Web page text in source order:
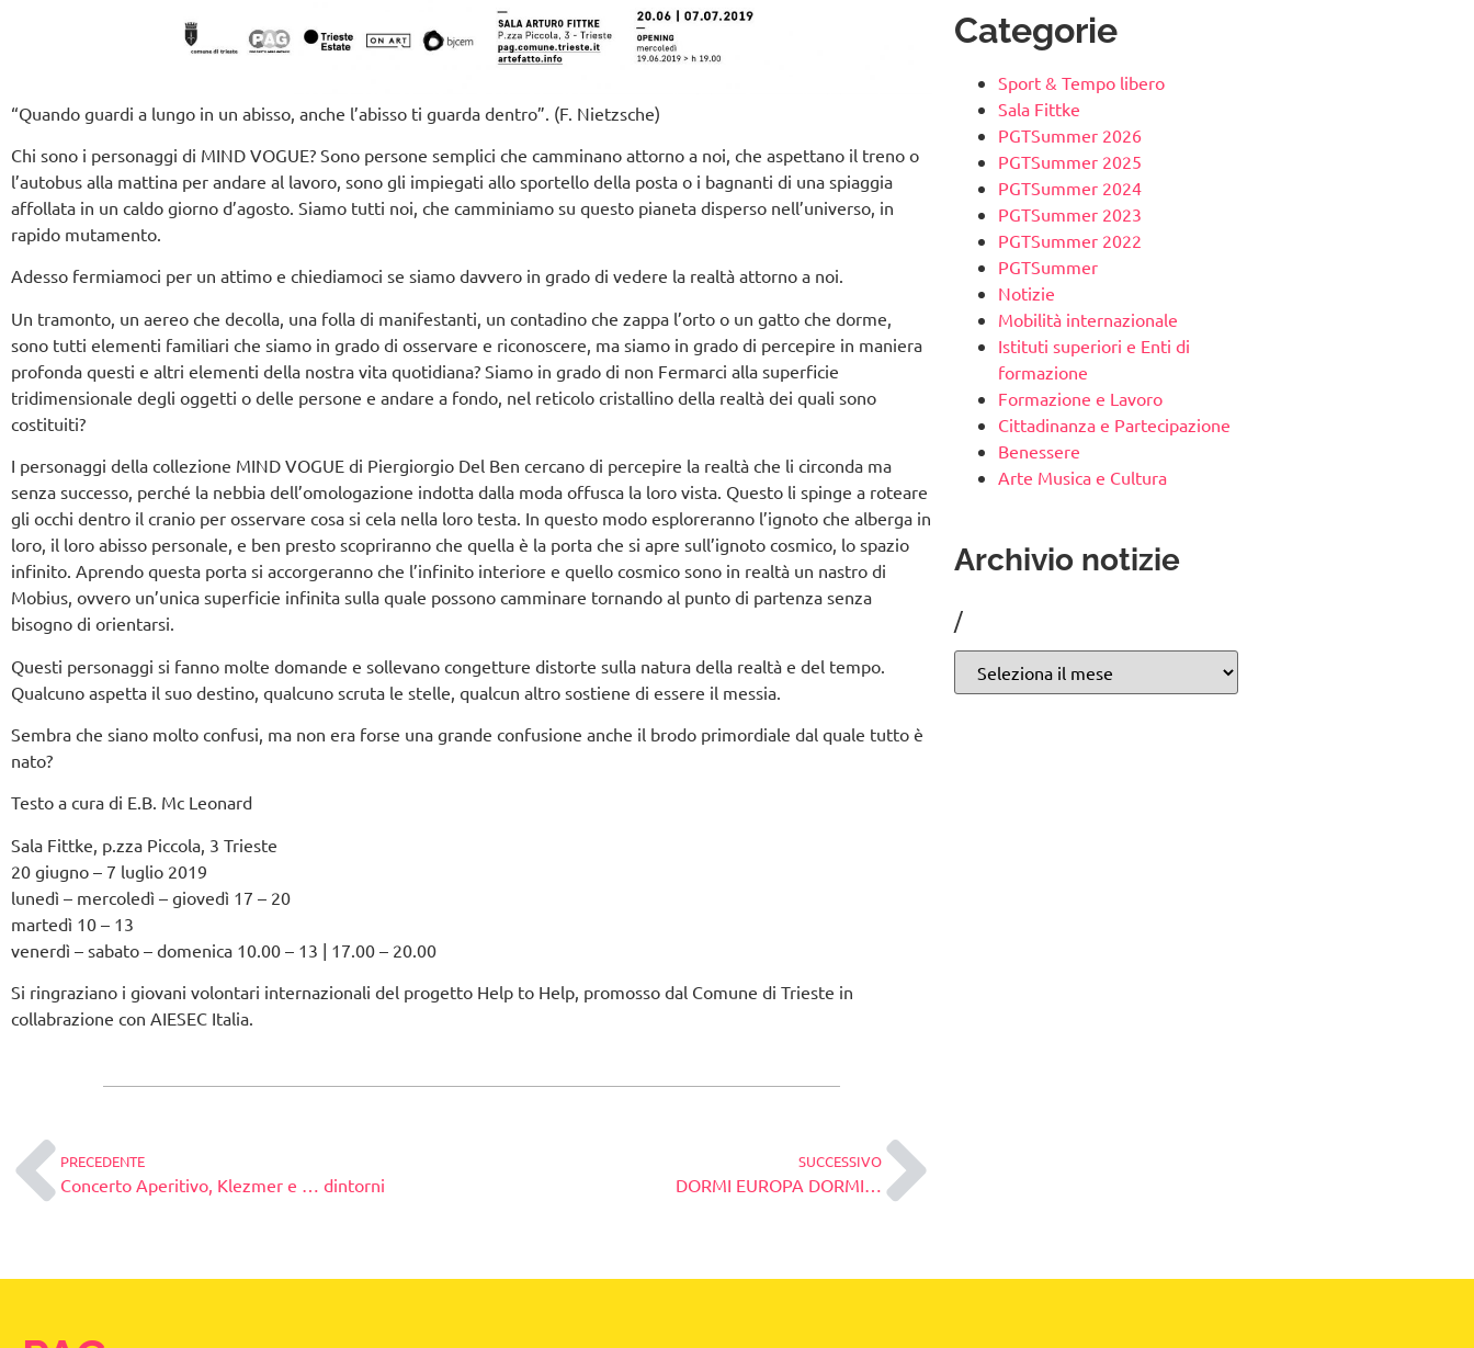
“Quando guardi a lungo in un abisso, anche l’abisso ti guarda dentro”. (F. Nietzsche)
Chi sono i personaggi di MIND VOGUE? Sono persone semplici che camminano attorno a noi, che aspettano il treno o
l’autobus alla mattina per andare al lavoro, sono gli impiegati allo sportello della posta o i bagnanti di una spiaggia
affollata in un caldo giorno d’agosto. Siamo tutti noi, che camminiamo su questo pianeta disperso nell’universo, in
rapido mutamento.
Adesso fermiamoci per un attimo e chiediamoci se siamo davvero in grado di vedere la realtà attorno a noi.
Un tramonto, un aereo che decolla, una folla di manifestanti, un contadino che zappa l’orto o un gatto che dorme,
sono tutti elementi familiari che siamo in grado di osservare e riconoscere, ma siamo in grado di percepire in maniera
profonda questi e altri elementi della nostra vita quotidiana? Siamo in grado di non Fermarci alla superficie
tridimensionale degli oggetti o delle persone e andare a fondo, nel reticolo cristallino della realtà dei quali sono
costituiti?
I personaggi della collezione MIND VOGUE di Piergiorgio Del Ben cercano di percepire la realtà che li circonda ma
senza successo, perché la nebbia dell’omologazione indotta dalla moda offusca la loro vista. Questo li spinge a roteare
gli occhi dentro il cranio per osservare cosa si cela nella loro testa. In questo modo esploreranno l’ignoto che alberga in
loro, il loro abisso personale, e ben presto scopriranno che quella è la porta che si apre sull’ignoto cosmico, lo spazio
infinito. Aprendo questa porta si accorgeranno che l’infinito interiore e quello cosmico sono in realtà un nastro di
Mobius, ovvero un’unica superficie infinita sulla quale possono camminare tornando al punto di partenza senza
bisogno di orientarsi.
Questi personaggi si fanno molte domande e sollevano congetture distorte sulla natura della realtà e del tempo.
Qualcuno aspetta il suo destino, qualcuno scruta le stelle, qualcun altro sostiene di essere il messia.
Sembra che siano molto confusi, ma non era forse una grande confusione anche il brodo primordiale dal quale tutto è
nato?
Testo a cura di E.B. Mc Leonard
Sala Fittke, p.zza Piccola, 3 Trieste
20 giugno – 7 luglio 2019
lunedì – mercoledì – giovedì 17 – 20
martedì 10 – 13
venerdì – sabato – domenica 10.00 – 13 | 17.00 – 20.00
Si ringraziano i giovani volontari internazionali del progetto Help to Help, promosso dal Comune di Trieste in
collabrazione con AIESEC Italia.
PRECEDENTE
Concerto Aperitivo, Klezmer e … dintorni
SUCCESSIVO
DORMI EUROPA DORMI…
Categorie
Sport & Tempo libero
Sala Fittke
PGTSummer 2026
PGTSummer 2025
PGTSummer 2024
PGTSummer 2023
PGTSummer 2022
PGTSummer
Notizie
Mobilità internazionale
Istituti superiori e Enti di
formazione
Formazione e Lavoro
Cittadinanza e Partecipazione
Benessere
Arte Musica e Cultura
Archivio notizie
/